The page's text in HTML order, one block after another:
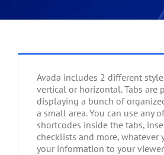
Avada includes 2 different
vertical or horizontal. Tabs are
displaying a bunch of
a small area. You can use any
shortcodes inside the tabs,
checklists and more, whatever
your information to your